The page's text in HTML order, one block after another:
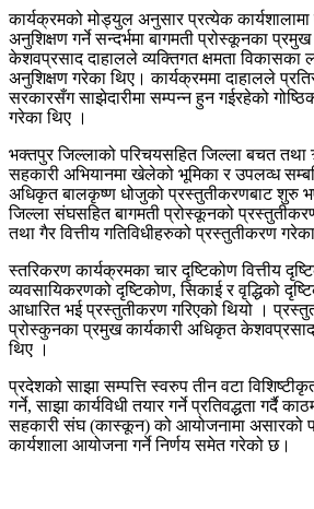
कार्यक्रमको मोड्युल अनुसार प्रत्येक
अनुशिक्षण गर्ने सन्दर्भमा बागमती प्रोस्कूनका
केशवप्रसाद दाहालले व्यक्तिगत क्षमता विकासका
अनुशिक्षण गरेका थिए। कार्यक्रममा दाहालले
सरकारसँग साझेदारीमा सम्पन्न हुन गईरहेको
गरेका थिए ।
भक्तपुर जिल्लाको परिचयसहित जिल्ला बचत
सहकारी अभियानमा खेलेको भूमिका र उपलव्ध
अधिकृत बालकृष्ण धोजुको प्रस्तुतीकरणबाट शुरु
जिल्ला संघसहित बागमती प्रोस्कूनको
तथा गैर वित्तीय गतिविधीहरुको प्रस्तुतीकरण
स्तरिकरण कार्यक्रमका चार दृष्टिकोण वित्तीय
व्यवसायिकरणको दृष्टिकोण, सिकाई र वृद्धिको
आधारित भई प्रस्तुतीकरण गरिएको थियो ।
प्रोस्कुनका प्रमुख कार्यकारी अधिकृत
थिए ।
प्रदेशको साझा सम्पत्ति स्वरुप तीन वटा
गर्ने, साझा कार्यविधी तयार गर्ने प्रतिवद्धता गर्दै
सहकारी संघ (कास्कून) को आयोजनामा असारको
कार्यशाला आयोजना गर्ने निर्णय समेत गरेको छ।